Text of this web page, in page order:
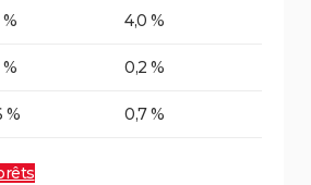
4,0 %
0,2 %
% 0,7 %